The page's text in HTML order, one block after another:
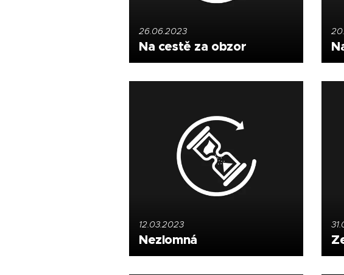
26.06.2023
Na cestě za obzor
12.03.2023
Nezlomná